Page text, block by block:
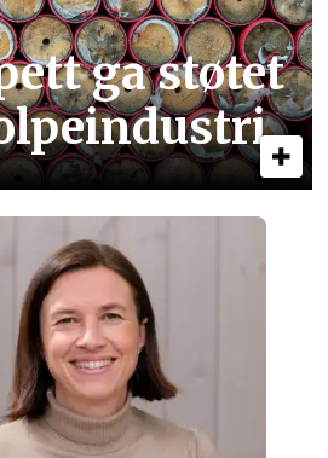
ga støtet